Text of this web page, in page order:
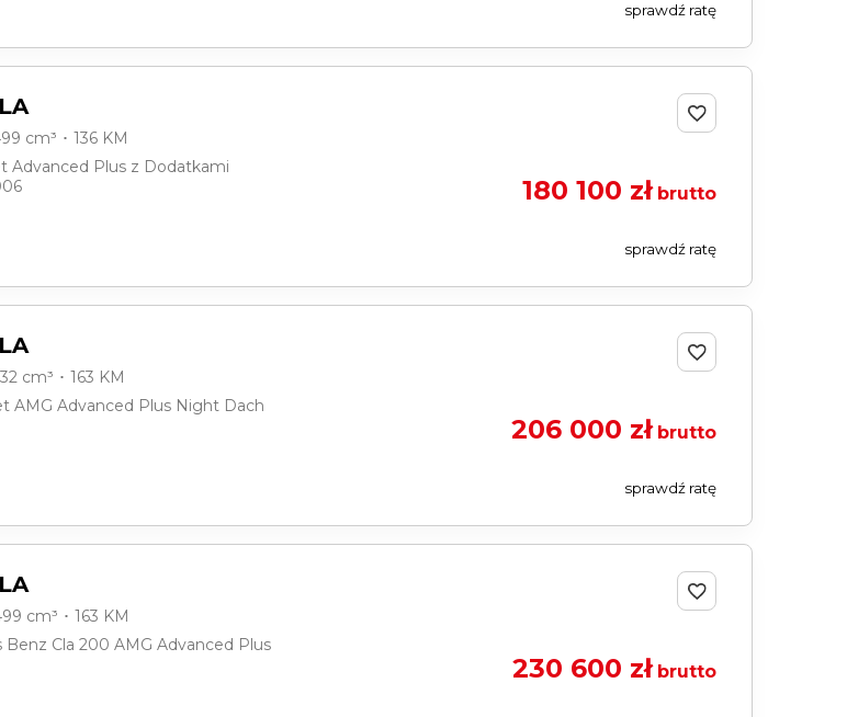
sprawdź ratę
cm³ ･ 136 KM
Advanced Plus z Dodatkami
180 100 złbrutto
sprawdź ratę
cm³ ･ 163 KM
AMG Advanced Plus Night Dach
206 000 złbrutto
sprawdź ratę
cm³ ･ 163 KM
Cla 200 AMG Advanced Plus
230 600 złbrutto